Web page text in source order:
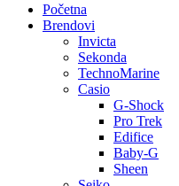
Početna
Brendovi
Invicta
Sekonda
TechnoMarine
Casio
G-Shock
Pro Trek
Edifice
Baby-G
Sheen